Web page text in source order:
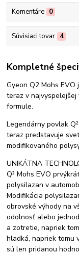
Komentáre 0
Súvisiaci tovar 4
Kompletné
Gyeon Q2 Mohs
teraz v
formule.
Legendárny povlak
teraz predstavuje
modifikovaného
UNIKÁTNA
Q² Mohs EVO
polysilazan v
Modifikácia
obrovské výhody na
odolnosť alebo
a zotretie, napriek
hladká, napriek tomu
sú len pridanou